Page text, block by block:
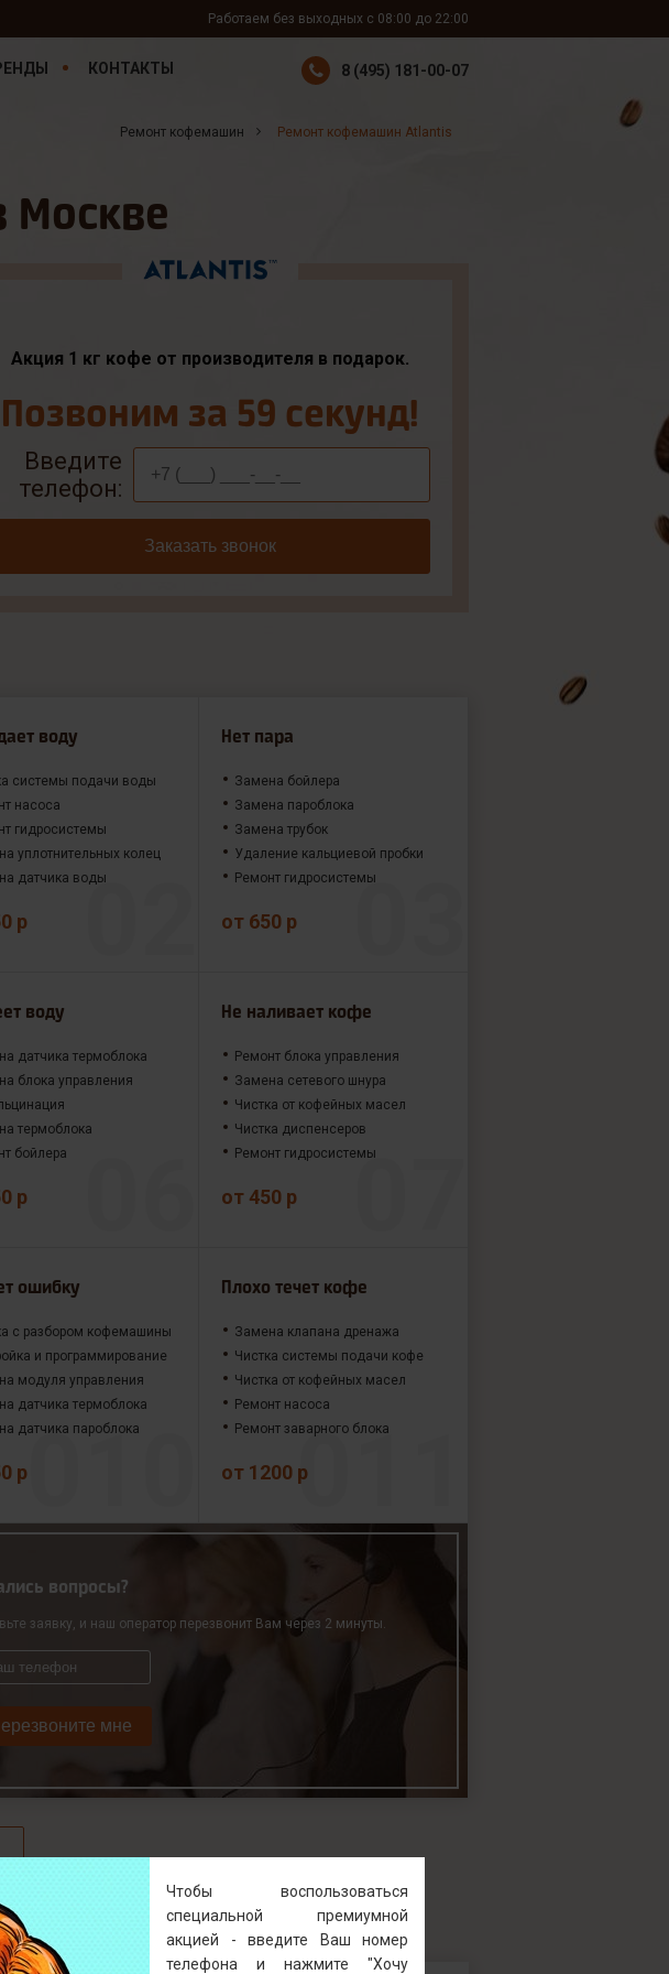
Работаем без выходных с 08:00 до 22:00
КОНТАКТЫ 8 (495) 181-00-07
Ремонт кофемашин Ремонт кофемашин Atlantis
Акция 1 кг кофе от производителя в подарок.
Позвоним за 59 секунд!
Введите
телефон:
Заказать звонок
воду
системы подачи воды
насоса
гидросистемы
уплотнительных колец
датчика воды
р
Нет пара
Замена бойлера
Замена пароблока
Замена трубок
Удаление кальциевой пробки
Ремонт гидросистемы
от 650 р
воду
датчика термоблока
блока управления
термоблока
бойлера
р
Не наливает кофе
Ремонт блока управления
Замена сетевого шнура
Чистка от кофейных масел
Чистка диспенсеров
Ремонт гидросистемы
от 450 р
ошибку
с разбором кофемашины
и программирование
модуля управления
датчика термоблока
датчика пароблока
р
Плохо течет кофе
Замена клапана дренажа
Чистка системы подачи кофе
Чистка от кофейных масел
Ремонт насоса
Ремонт заварного блока
от 1200 р
вопросы?
заявку, и наш оператор перезвонит Вам через 2 минуты.
мне
Чтобы воспользоваться
специальной премиумной
акцией - введите Ваш номер
телефона и нажмите "Хочу